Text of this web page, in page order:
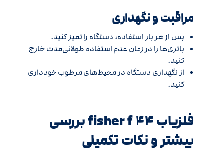
مراقبت و نگهداری
پس از هر بار استفاده، دستگاه را تمیز کنید.
باتری‌ها را در زمان عدم استفاده طولانی‌مدت خارج
کنید.
از نگهداری دستگاه در محیط‌های مرطوب خودداری
کنید.
فلزیاب fisher f ۴۴ بررسی
بیشتر و نکات تکمیلی